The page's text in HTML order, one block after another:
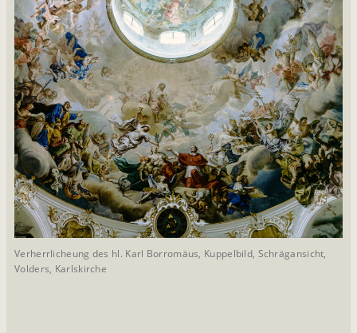
Verherrlicheung des hl. Karl Borromäus, Kuppelbild, Schrägansicht,
Volders, Karlskirche